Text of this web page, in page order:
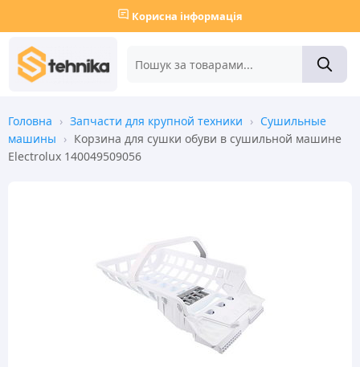
Корисна інформація
Головна › Запчасти для крупной техники › Сушильные
машины › Корзина для сушки обуви в сушильной машине
Electrolux 140049509056